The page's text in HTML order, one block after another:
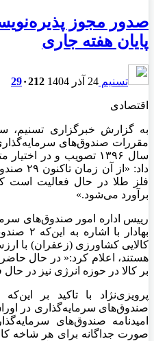
پایان هفته جاری
تسنیم 24 آذر 1404 29۰212
اقتصادی
به گزارش خبرگزاری تسنیم،
مقررات صندوق‌های سرمایه‌گذاری
سال ۱۳۹۶ تصویب و در
داد:
برآورد می‌شود.»
رییس اداره امور صندوق‌های
بهادار
هستند، اعلام کرد:« در حال
بر کالا در حوزه انرژی نیز در
پرویزی‌نژاد با تاکید بر
صندوق‌های سرمایه‌گذاری در